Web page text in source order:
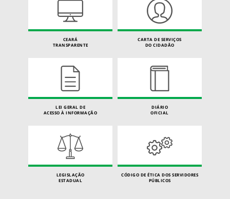
CEARÁ
TRANSPARENTE
CARTA DE SERVIÇOS
DO CIDADÃO
LEI GERAL DE
ACESSO À INFORMAÇÃO
DIÁRIO
OFICIAL
LEGISLAÇÃO
ESTADUAL
CÓDIGO DE ÉTICA DOS SERVIDORES
PÚBLICOS